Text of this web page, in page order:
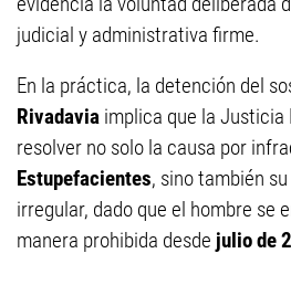
judicial y administrativa firme.
En la práctica, la detención del
Rivadavia implica que la Justicia
resolver no solo la causa por
Estupefacientes, sino también
irregular, dado que el hombre se
manera prohibida desde julio de